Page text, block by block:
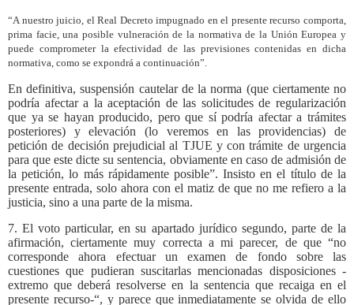
“A nuestro juicio, el Real Decreto impugnado en el presente recurso comporta,
prima facie, una posible vulneración de la normativa de la Unión Europea y
puede comprometer la efectividad de las previsiones contenidas en dicha
normativa, como se expondrá a continuación”.
En definitiva, suspensión cautelar de la norma (que ciertamente no
podría afectar a la aceptación de las solicitudes de regularización
que ya se hayan producido, pero que sí podría afectar a trámites
posteriores) y elevación (lo veremos en las providencias) de
petición de decisión prejudicial al TJUE y con trámite de urgencia
para que este dicte su sentencia, obviamente en caso de admisión de
la petición, lo más rápidamente posible”. Insisto en el título de la
presente entrada, solo ahora con el matiz de que no me refiero a la
justicia, sino a una parte de la misma.
7. El voto particular, en su apartado jurídico segundo, parte de la
afirmación, ciertamente muy correcta a mi parecer, de que “no
corresponde ahora efectuar un examen de fondo sobre las
cuestiones que pudieran suscitarlas mencionadas disposiciones -
extremo que deberá resolverse en la sentencia que recaiga en el
presente recurso-“, y parece que inmediatamente se olvida de ello